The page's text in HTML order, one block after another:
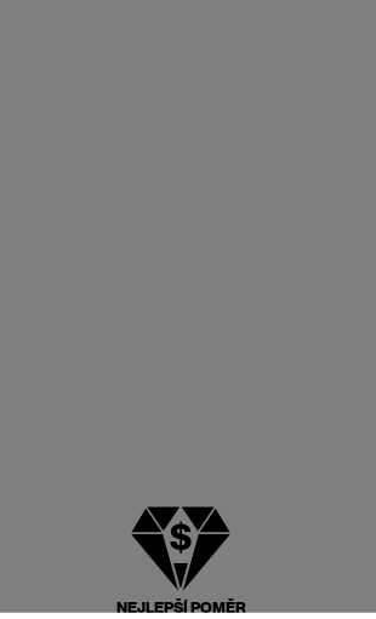
NEJLEPŠÍ POMĚR